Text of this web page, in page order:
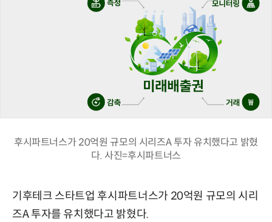
후시파트너스가 20억원 규모의 시리즈A 투자 유치했다고 밝혔
다. 사진=후시파트너스
기후테크 스타트업 후시파트너스가 20억원 규모의 시리
즈A 투자를 유치했다고 밝혔다.